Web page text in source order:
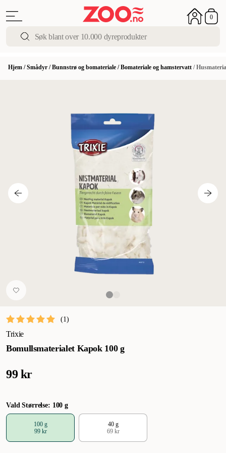
0
Hjem /Smådyr /Bunnstrø og bomateriale /Bomateriale og hamstervatt /
Trixie
Bomullsmaterialet Kapok 100 g
(1)
99 kr
Vald Størrelse: 100 g
100 g
99 kr
40 g
69 kr